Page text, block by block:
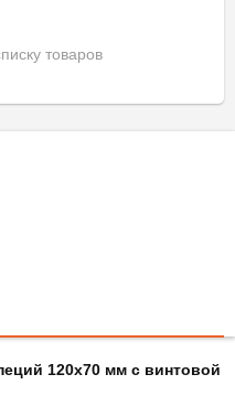
товаров
120х70 мм с винтовой